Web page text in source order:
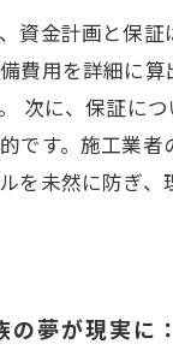
資金計画と保
費用を詳細に
次に、保証に
です。施工業
を未然に防ぎ
の夢が現実に